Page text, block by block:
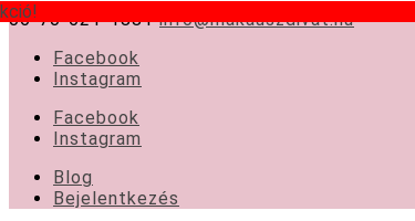
06-70-621-1881 info@makauszdivat.hu
Facebook
Instagram
Facebook
Instagram
Blog
Bejelentkezés